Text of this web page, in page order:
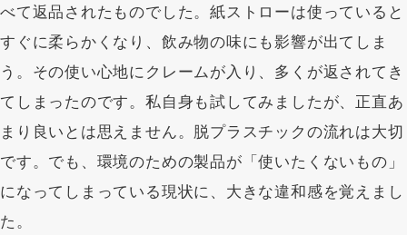
ル」を伝え続けている。
https://upay.co.jp/
べて返品されたものでした。紙ストローは使っていると
すぐに柔らかくなり、飲み物の味にも影響が出てしま
う。その使い心地にクレームが入り、多くが返されてき
てしまったのです。私自身も試してみましたが、正直あ
まり良いとは思えません。脱プラスチックの流れは大切
です。でも、環境のための製品が「使いたくないもの」
になってしまっている現状に、大きな違和感を覚えまし
た。